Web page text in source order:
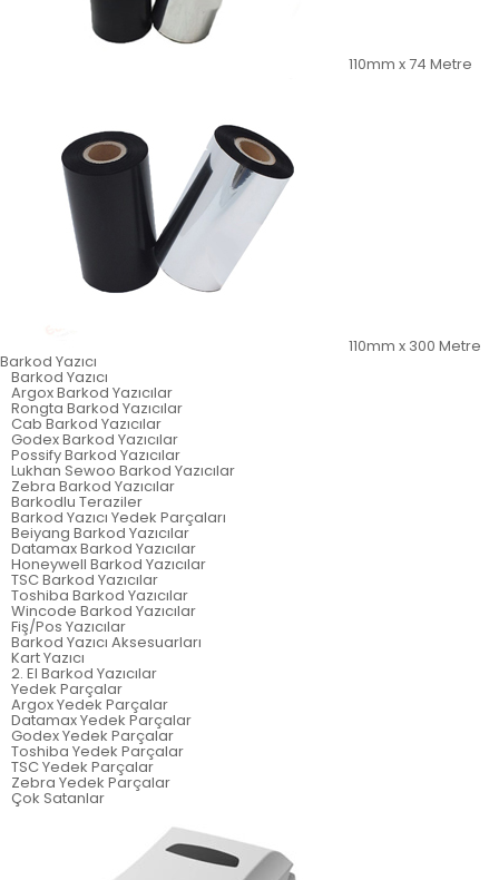
110mm x 74 Metre
110mm x 300 Metre
Barkod Yazıcı
Barkod Yazıcı
Argox Barkod Yazıcılar
Rongta Barkod Yazıcılar
Cab Barkod Yazıcılar
Godex Barkod Yazıcılar
Possify Barkod Yazıcılar
Lukhan Sewoo Barkod Yazıcılar
Zebra Barkod Yazıcılar
Barkodlu Teraziler
Barkod Yazıcı Yedek Parçaları
Beiyang Barkod Yazıcılar
Datamax Barkod Yazıcılar
Honeywell Barkod Yazıcılar
TSC Barkod Yazıcılar
Toshiba Barkod Yazıcılar
Wincode Barkod Yazıcılar
Fiş/Pos Yazıcılar
Barkod Yazıcı Aksesuarları
Kart Yazıcı
2. El Barkod Yazıcılar
Yedek Parçalar
Argox Yedek Parçalar
Datamax Yedek Parçalar
Godex Yedek Parçalar
Toshiba Yedek Parçalar
TSC Yedek Parçalar
Zebra Yedek Parçalar
Çok Satanlar